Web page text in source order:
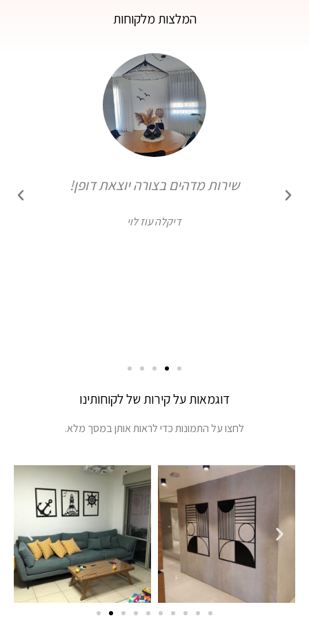
המלצות מלקוחות
שירות מדהים בצורה יוצאת דופן!
דיקלה עוז לוי
דוגמאות על קירות של לקוחותינו
לחצו על התמונות כדי לראות אותן במסך מלא.